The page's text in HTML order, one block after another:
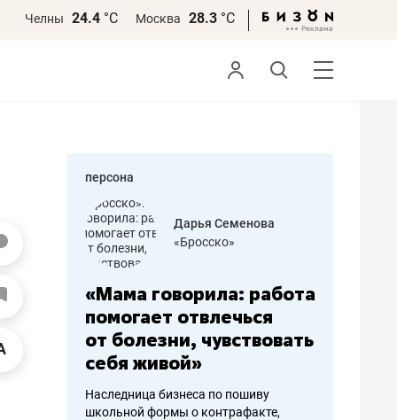
Челны 24.4 °С Москва 28.3 °С
персона
Дарья Семенова
«Бросско»
«Мама говорила: работа
помогает отвлечься
от болезни, чувствовать
себя живой»
Наследница бизнеса по пошиву
школьной формы о контрафакте,